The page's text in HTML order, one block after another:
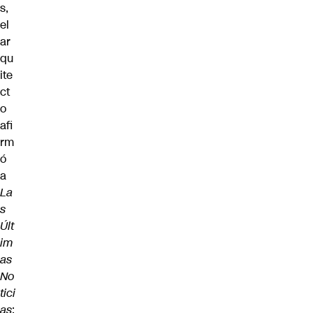
s,
el
ar
qu
ite
ct
o
afi
rm
ó
a
La
s
Últ
im
as
No
tici
as: